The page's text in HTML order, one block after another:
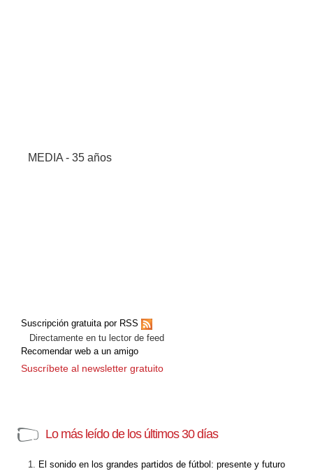
MEDIA - 35 años
Suscripción gratuita por RSS
Directamente en tu lector de feed
Recomendar web a un amigo
Suscríbete al newsletter gratuito
Lo más leído de los últimos 30 días
El sonido en los grandes partidos de fútbol: presente y futuro